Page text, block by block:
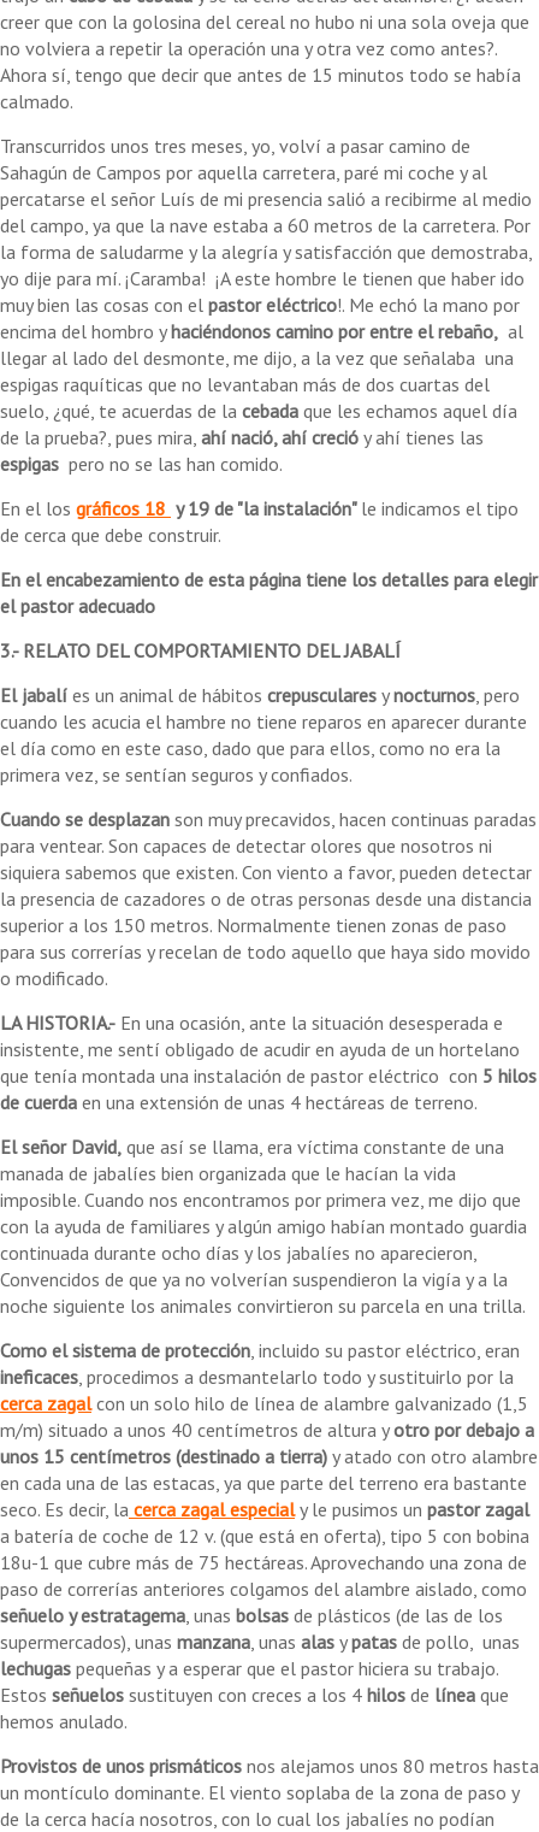
creer que con la golosina del cereal no hubo ni una sola oveja que
no volviera a repetir la operación una y otra vez como antes?.
Ahora sí, tengo que decir que antes de 15 minutos todo se había
calmado.
Transcurridos unos tres meses, yo, volví a pasar camino de
Sahagún de Campos por aquella carretera, paré mi coche y al
percatarse el señor Luís de mi presencia salió a recibirme al medio
del campo, ya que la nave estaba a 60 metros de la carretera. Por
la forma de saludarme y la alegría y satisfacción que demostraba,
yo dije para mí. ¡Caramba! ¡A este hombre le tienen que haber ido
muy bien las cosas con el pastor eléctrico!. Me echó la mano por
encima del hombro yhaciéndonos camino por entre el rebaño, al
llegar al lado del desmonte, me dijo, a la vez que señalaba una
espigas raquíticas que no levantaban más de dos cuartas del
suelo, ¿qué, te acuerdas de la cebada que les echamos aquel día
de la prueba?, pues mira, ahí nació, ahí creció y ahí tienes las
espigas pero no se las han comido.
En el los gráficos 18 y 19 de "la instalación" le indicamos el tipo
de cerca que debe construir.
En el encabezamiento de esta página tiene los detalles para elegir
el pastor adecuado
3.- RELATO DEL COMPORTAMIENTO DEL JABALÍ
El jabalí es un animal de hábitos crepusculares ynocturnos, pero
cuando les acucia el hambre no tiene reparos en aparecer durante
el día como en este caso, dado que para ellos, como no era la
primera vez, se sentían seguros y confiados.
Cuando se desplazan son muy precavidos, hacen continuas paradas
para ventear. Son capaces de detectar olores que nosotros ni
siquiera sabemos que existen. Con viento a favor, pueden detectar
la presencia de cazadores o de otras personas desde una distancia
superior a los 150 metros. Normalmente tienen zonas de paso
para sus correrías y recelan de todo aquello que haya sido movido
o modificado.
LA HISTORIA.- En una ocasión, ante la situación desesperada e
insistente, me sentí obligado de acudir en ayuda de un hortelano
que tenía montada una instalación de pastor eléctrico con 5 hilos
de cuerda en una extensión de unas 4 hectáreas de terreno.
El señor David, que así se llama, era víctima constante de una
manada de jabalíes bien organizada que le hacían la vida
imposible. Cuando nos encontramos por primera vez, me dijo que
con la ayuda de familiares y algún amigo habían montado guardia
continuada durante ocho días y los jabalíes no aparecieron,
Convencidos de que ya no volverían suspendieron la vigía y a la
noche siguiente los animales convirtieron su parcela en una trilla.
Como el sistema de protección, incluido su pastor eléctrico, eran
ineficaces, procedimos a desmantelarlo todo y sustituirlo por la
cerca zagalcon un solo hilo de línea de alambre galvanizado (1,5
m/m) situado a unos 40 centímetros de altura yotro por debajo a
unos 15 centímetros (destinado a tierra) y atado con otro alambre
en cada una de las estacas, ya que parte del terreno era bastante
seco. Es decir, la cerca zagalespecialy le pusimos un pastor zagal
a batería de coche de 12 v. (que está en oferta), tipo 5 con bobina
18u-1 que cubre más de 75 hectáreas. Aprovechando una zona de
paso de correrías anteriores colgamos del alambre aislado, como
señuelo y estratagema, unas bolsas de plásticos (de las de los
supermercados), unas manzana, unas alas ypatas de pollo, unas
lechugas pequeñas y a esperar que el pastor hiciera su trabajo.
Estos señuelos sustituyen con creces a los 4 hilos de línea que
hemos anulado.
Provistos de unos prismáticos nos alejamos unos 80 metros hasta
un montículo dominante. El viento soplaba de la zona de paso y
de la cerca hacía nosotros, con lo cual los jabalíes no podían